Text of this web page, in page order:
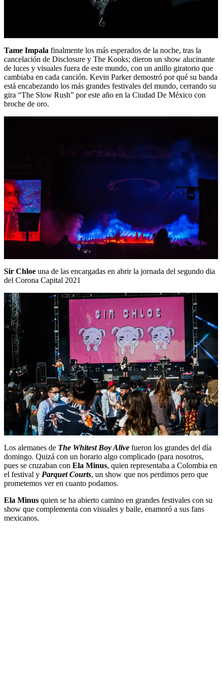
Tame Impala finalmente los más esperados de la noche, tras la
cancelación de Disclosure y The Kooks; dieron un show alucinante
de luces y visuales fuera de este mundo, con un anillo giratorio que
cambiaba en cada canción. Kevin Parker demostró por qué su banda
está encabezando los más grandes festivales del mundo, cerrando su
gira “The Slow Rush” por este año en la Ciudad De México con
broche de oro.
Sir Chloe una de las encargadas en abrir la jornada del segundo dia
del Corona Capital 2021
Los alemanes de The Whitest Boy Alive fueron los grandes del día
domingo. Quizá con un horario algo complicado (para nosotros,
pues se cruzaban con Ela Minus, quien representaba a Colombia en
el festival y Parquet Courts, un show que nos perdimos pero que
prometemos ver en cuanto podamos.
Ela Minus quien se ha abierto camino en grandes festivales con su
show que complementa con visuales y baile, enamoró a sus fans
mexicanos.